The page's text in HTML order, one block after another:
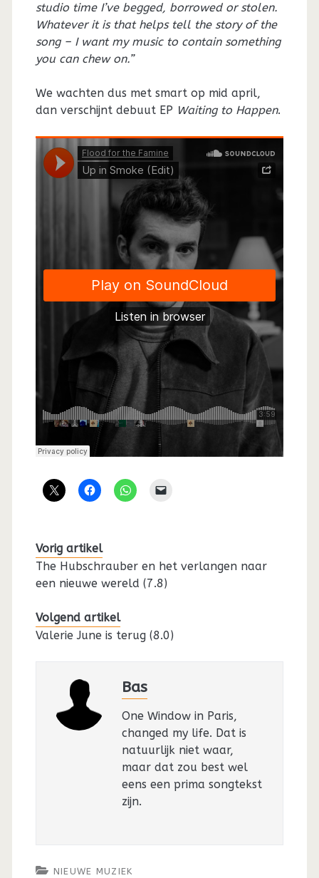
studio time I’ve begged, borrowed or stolen.
Whatever it is that helps tell the story of the
song – I want my music to contain something
you can chew on.”
We wachten dus met smart op mid april,
dan verschijnt debuut EP Waiting to Happen.
Vorig artikel
The Hubschrauber en het verlangen naar
een nieuwe wereld (7.8)
Volgend artikel
Valerie June is terug (8.0)
Bas
One Window in Paris,
changed my life. Dat is
natuurlijk niet waar,
maar dat zou best wel
eens een prima songtekst
zijn.
NIEUWE MUZIEK